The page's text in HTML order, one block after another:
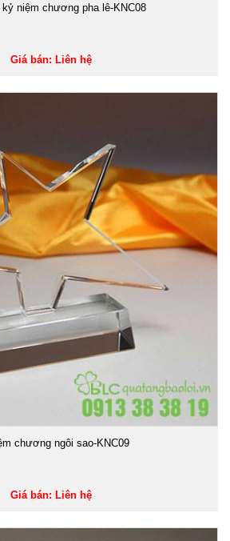
kỷ niệm chương pha lê-KNC08
Giá bán: Liên hệ
chương ngôi sao-KNC09
Giá bán: Liên hệ